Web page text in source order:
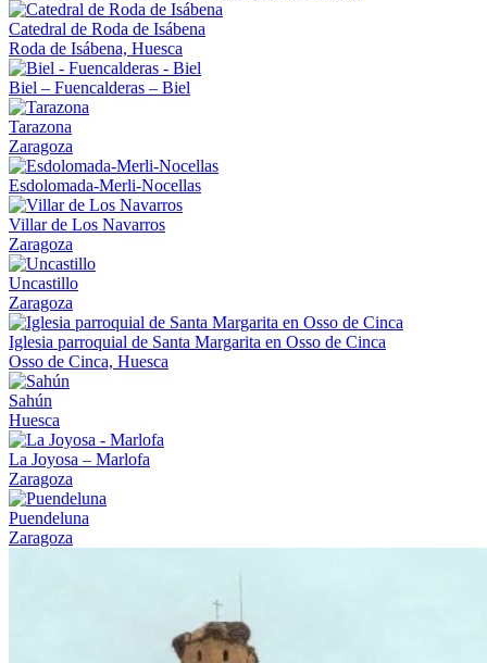
Catedral de Roda de Isábena
Roda de Isábena, Huesca
Biel – Fuencalderas – Biel
Tarazona
Zaragoza
Esdolomada-Merli-Nocellas
Villar de Los Navarros
Zaragoza
Uncastillo
Zaragoza
Iglesia parroquial de Santa Margarita en Osso de Cinca
Osso de Cinca, Huesca
Sahún
Huesca
La Joyosa – Marlofa
Zaragoza
Puendeluna
Zaragoza